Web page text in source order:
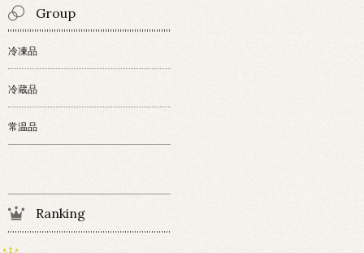
Group
冷凍品
冷蔵品
常温品
Ranking